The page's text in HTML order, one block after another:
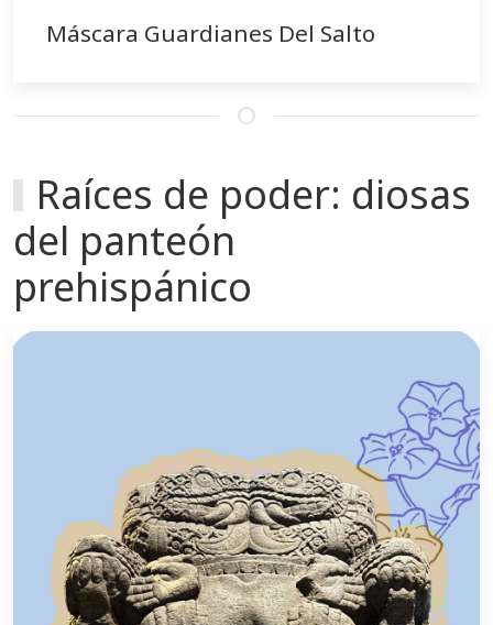
Máscara Guardianes Del Salto
Raíces de poder: diosas
del panteón
prehispánico